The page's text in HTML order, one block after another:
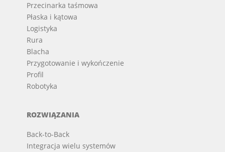
Przecinarka taśmowa
Płaska i kątowa
Logistyka
Rura
Blacha
Przygotowanie i wykończenie
Profil
Robotyka
ROZWIĄZANIA
Back-to-Back
Integracja wielu systemów